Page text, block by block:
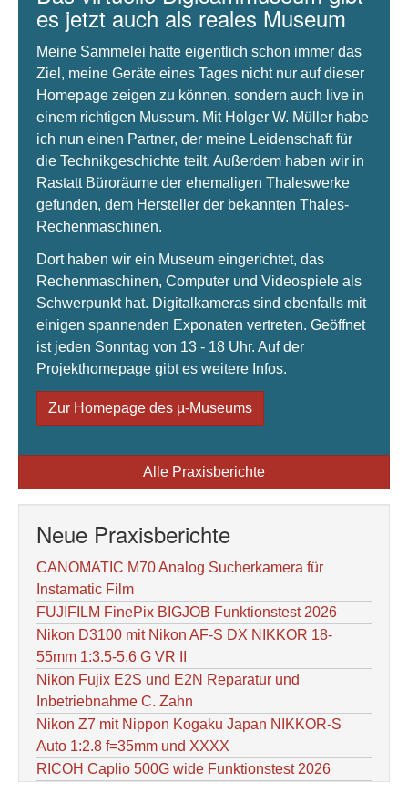
es jetzt auch als reales Museum
Meine Sammelei hatte eigentlich schon immer das
Ziel, meine Geräte eines Tages nicht nur auf dieser
Homepage zeigen zu können, sondern auch live in
einem richtigen Museum. Mit Holger W. Müller habe
ich nun einen Partner, der meine Leidenschaft für
die Technikgeschichte teilt. Außerdem haben wir in
Rastatt Büroräume der ehemaligen Thaleswerke
gefunden, dem Hersteller der bekannten Thales-
Rechenmaschinen.
Dort haben wir ein Museum eingerichtet, das
Rechenmaschinen, Computer und Videospiele als
Schwerpunkt hat. Digitalkameras sind ebenfalls mit
einigen spannenden Exponaten vertreten. Geöffnet
ist jeden Sonntag von 13 - 18 Uhr. Auf der
Projekthomepage gibt es weitere Infos.
Zur Homepage des µ-Museums
Alle Praxisberichte
Neue Praxisberichte
CANOMATIC M70 Analog Sucherkamera für
Instamatic Film
FUJIFILM FinePix BIGJOB Funktionstest 2026
Nikon D3100 mit Nikon AF-S DX NIKKOR 18-
55mm 1:3.5-5.6 G VR II
Nikon Fujix E2S und E2N Reparatur und
Inbetriebnahme C. Zahn
Nikon Z7 mit Nippon Kogaku Japan NIKKOR-S
Auto 1:2.8 f=35mm und XXXX
RICOH Caplio 500G wide Funktionstest 2026